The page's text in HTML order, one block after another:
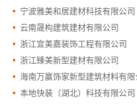
宁波雅美和居建材科技有限公司
云南晟构建筑建材有限公司
浙江宜美嘉装饰工程有限公司
浙江臻美新型建材有限公司
海南万赢饰家新型建筑材料有限
本地快装（湖北）科技有限公司